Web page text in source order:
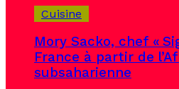
Cuisine
Mory Sacko, chef «
France à partir de
subsaharienne